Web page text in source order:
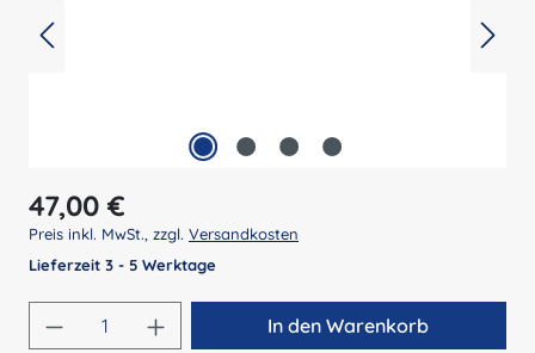
Regulärer Preis:
47,00 €
Preis inkl. MwSt., zzgl. Versandkosten
Lieferzeit 3 - 5 Werktage
Produkt Anzahl: Gib den gewünschten
In den Warenkorb